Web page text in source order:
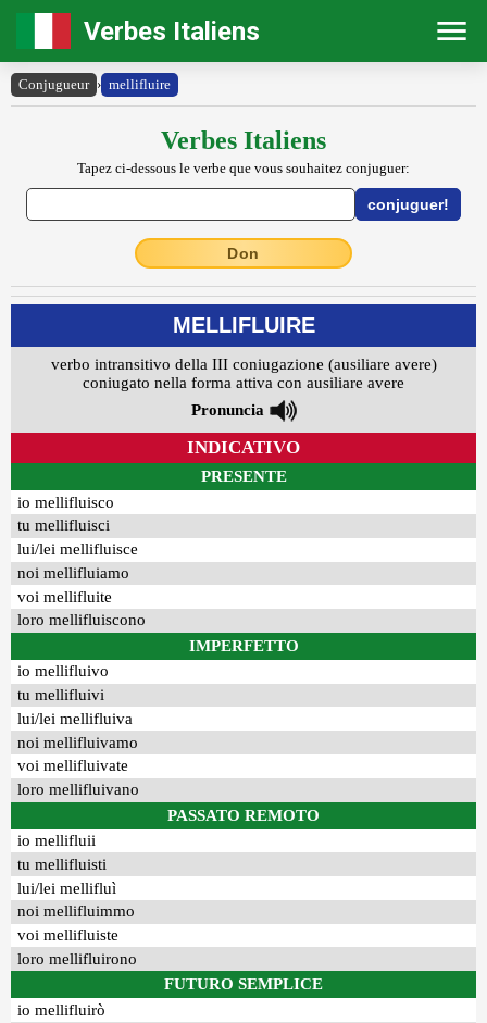
Verbes Italiens
Conjugueur › mellifluire
Verbes Italiens
Tapez ci-dessous le verbe que vous souhaitez conjuguer:
Don
MELLIFLUIRE
verbo intransitivo della III coniugazione (ausiliare avere)
coniugato nella forma attiva con ausiliare avere
Pronuncia
INDICATIVO
PRESENTE
io mellifluisco
tu mellifluisci
lui/lei mellifluisce
noi mellifluiamo
voi mellifluite
loro mellifluiscono
IMPERFETTO
io mellifluivo
tu mellifluivi
lui/lei mellifluiva
noi mellifluivamo
voi mellifluivate
loro mellifluivano
PASSATO REMOTO
io mellifluii
tu mellifluisti
lui/lei mellifluì
noi mellifluimmo
voi mellifluiste
loro mellifluirono
FUTURO SEMPLICE
io mellifluirò